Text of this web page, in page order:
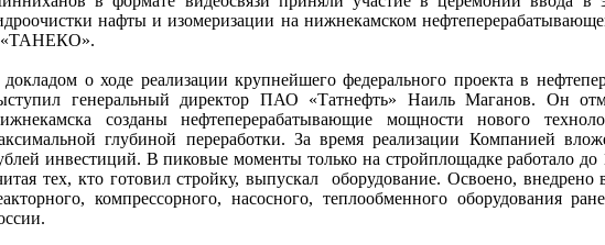
нафты и изомеризации на нижнекамском
о ходе реализации крупнейшего федерального проекта в
генеральный директор ПАО «Татнефть» Наиль Маганов. Он
созданы нефтеперерабатывающие мощности нового
глубиной переработки. За время реализации Компанией
инвестиций. В пиковые моменты только на стройплощадке работало до
тех, кто готовил стройку, выпускал оборудование. Освоено, внедрено
компрессорного, насосного, теплообменного оборудования